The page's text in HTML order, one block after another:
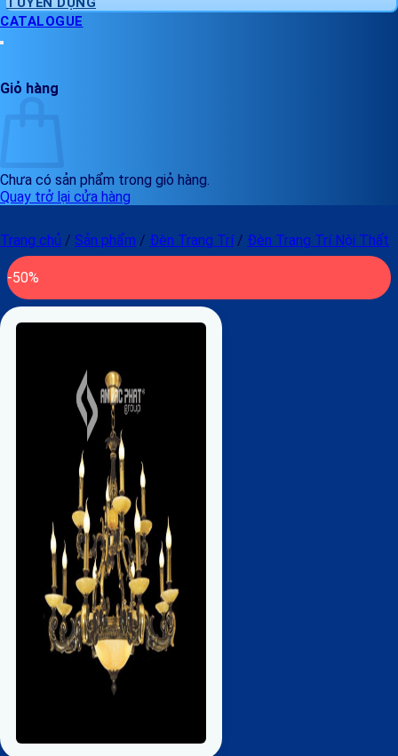
CATALOGUE
Giỏ hàng
Chưa có sản phẩm trong giỏ hàng.
Quay trở lại cửa hàng
Trang chủ / Sản phẩm / Đèn Trang Trí / Đèn Trang Trí Nội Thất
-50%